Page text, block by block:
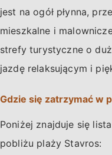
jest na ogół płynna,
mieszkalne i
strefy turystyczne o
jazdę relaksującym i
Gdzie się zatrzymać w
Poniżej znajduje się
pobliżu plaży Stavros: